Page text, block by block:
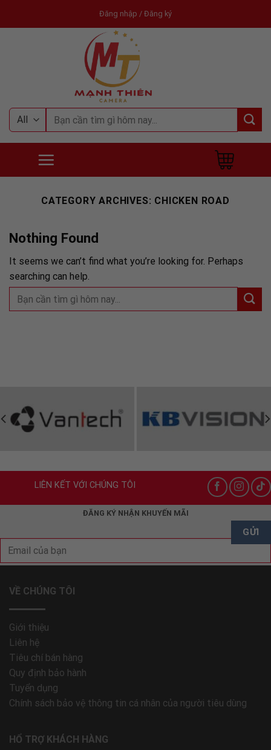
Đăng nhập / Đăng ký
Tìm
kiếm:
CATEGORY ARCHIVES: CHICKEN ROAD
Nothing Found
It seems we can’t find what you’re looking for. Perhaps
searching can help.
LIÊN KẾT VỚI CHÚNG TÔI
ĐĂNG KÝ NHẬN KHUYẾN MÃI
VỀ CHÚNG TÔI
Giới thiệu
Liên hệ
Tiêu chí bán hàng
Quy định bảo hành
Tuyển dụng
Chính sách bảo vệ thông tin cá nhân của người tiêu dùng
HỔ TRỢ KHÁCH HÀNG